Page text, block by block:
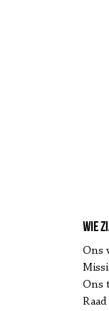
Wie
Ons
Ons